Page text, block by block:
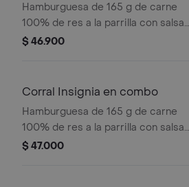
Hamburguesa de 165 g de carne
100% de res a la parrilla con salsa
bbq, tocineta, queso americano,
bebida pet
$ 46.900
Corral Insignia en combo
Hamburguesa de 165 g de carne
100% de res a la parrilla con salsa
BBQ, tocineta, queso americano,
$ 47.000